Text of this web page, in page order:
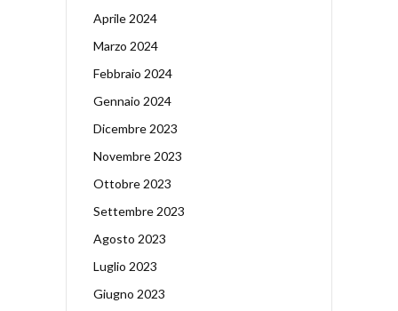
Aprile 2024
Marzo 2024
Febbraio 2024
Gennaio 2024
Dicembre 2023
Novembre 2023
Ottobre 2023
Settembre 2023
Agosto 2023
Luglio 2023
Giugno 2023